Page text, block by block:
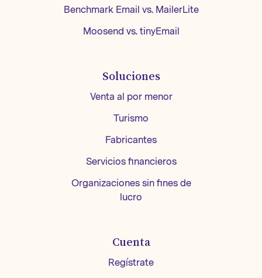
Benchmark Email vs. MailerLite
Moosend vs. tinyEmail
Soluciones
Venta al por menor
Turismo
Fabricantes
Servicios financieros
Organizaciones sin fines de
lucro
Cuenta
Regístrate